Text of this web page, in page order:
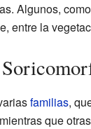
Algunos,
entre la
familias,
que